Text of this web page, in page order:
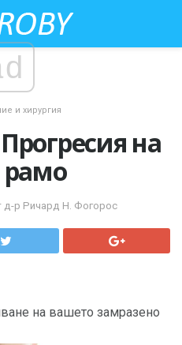
и хирургия
на
рамо
д-р Ричард Н. Фогорос
на вашето замразено